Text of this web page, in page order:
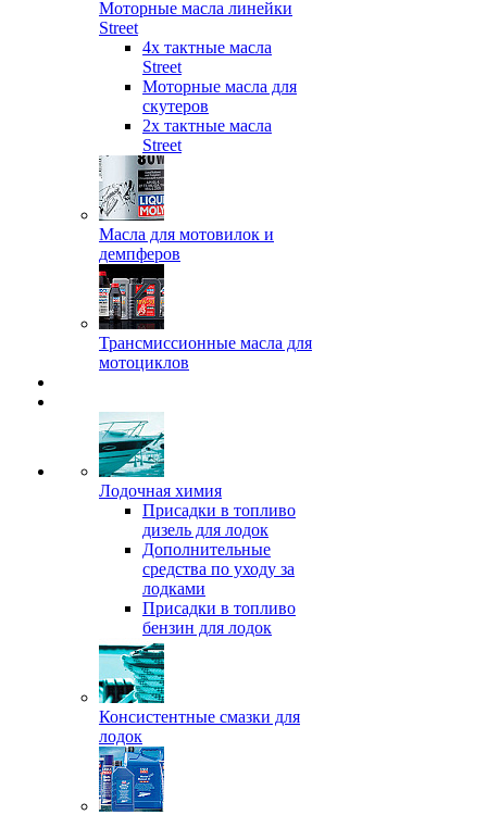
Моторные масла линейки
Street
4х тактные масла
Street
Моторные масла для
скутеров
2х тактные масла
Street
Масла для мотовилок и
демпферов
Трансмиссионные масла для
мотоциклов
Лодочная химия
Присадки в топливо
дизель для лодок
Дополнительные
средства по уходу за
лодками
Присадки в топливо
бензин для лодок
Консистентные смазки для
лодок